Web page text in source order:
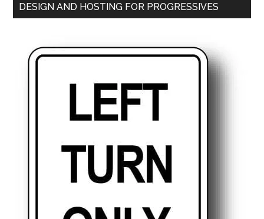
DESIGN AND HOSTING FOR PROGRESSIVES